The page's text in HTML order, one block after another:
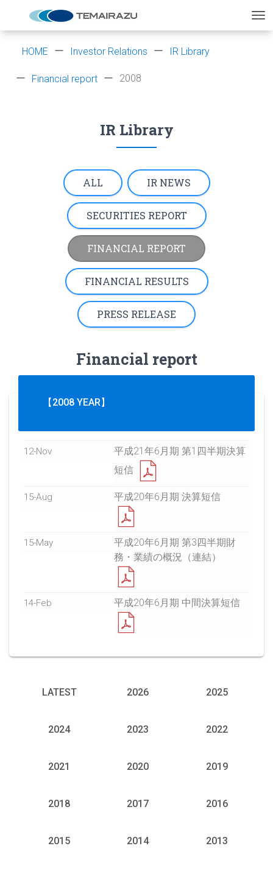
HOME Investor Relations IR Library
Financial report 2008
IR Library
ALL IR NEWS
SECURITIES REPORT
FINANCIAL REPORT
FINANCIAL RESULTS
PRESS RELEASE
Financial report
【2008 YEAR】
12-Nov
平成21年6月期 第1四半期決算
短信
15-Aug 平成20年6月期 決算短信
15-May
平成20年6月期 第3四半期財
務・業績の概況（連結）
14-Feb 平成20年6月期 中間決算短信
LATEST 2026 2025
2024 2023 2022
2021 2020 2019
2018 2017 2016
2015 2014 2013